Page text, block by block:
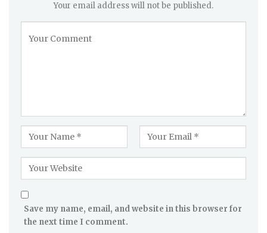
Your email address will not be published.
Save my name, email, and website in this browser for
the next time I comment.